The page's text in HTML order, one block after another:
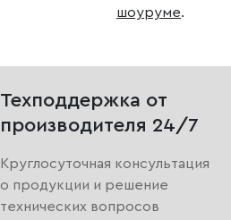
шоуруме.
Техподдержка от
производителя 24/7
Круглосуточная консультация
о продукции и решение
технических вопросов